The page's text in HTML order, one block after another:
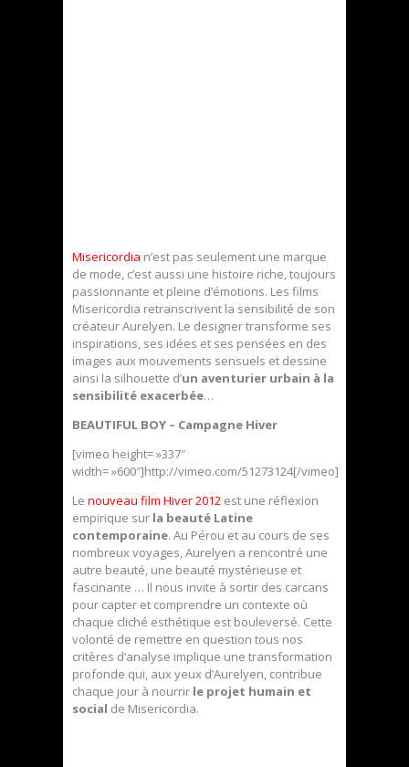
Misericordia n’est pas seulement une marque
de mode, c’est aussi une histoire riche, toujours
passionnante et pleine d’émotions. Les films
Misericordia retranscrivent la sensibilité de son
créateur Aurelyen. Le designer transforme ses
inspirations, ses idées et ses pensées en des
images aux mouvements sensuels et dessine
ainsi la silhouette d’un aventurier urbain à la
sensibilité exacerbée…
BEAUTIFUL BOY – Campagne Hiver
[vimeo height= »337″
width= »600″]http://vimeo.com/51273124[/vimeo]
Le nouveau film Hiver 2012 est une réflexion
empirique sur la beauté Latine
contemporaine. Au Pérou et au cours de ses
nombreux voyages, Aurelyen a rencontré une
autre beauté, une beauté mystérieuse et
fascinante … Il nous invite à sortir des carcans
pour capter et comprendre un contexte où
chaque cliché esthétique est bouleversé. Cette
volonté de remettre en question tous nos
critères d’analyse implique une transformation
profonde qui, aux yeux d’Aurelyen, contribue
chaque jour à nourrir le projet humain et
social de Misericordia.